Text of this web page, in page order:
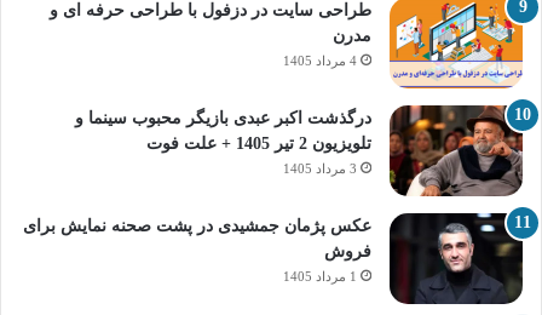
طراحی سایت در دزفول با طراحی حرفه‌ ای و
مدرن
4 مرداد 1405
درگذشت اکبر عبدی بازیگر محبوب سینما و
تلویزیون 2 تیر 1405 + علت فوت
3 مرداد 1405
عکس پژمان جمشیدی در پشت صحنه نمایش برای
فروش
1 مرداد 1405